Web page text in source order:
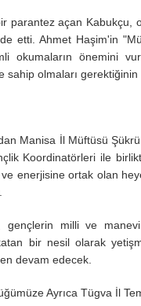
parantez açan Kabukçu,
etti. Ahmet Haşim'in
okumaların önemini
olmaları gerektiğinin
Manisa İl Müftüsü
Koordinatörleri ile
enerjisine ortak olan
milli ve
bir nesil olarak
devam edecek.
Ayrıca Tügva İl